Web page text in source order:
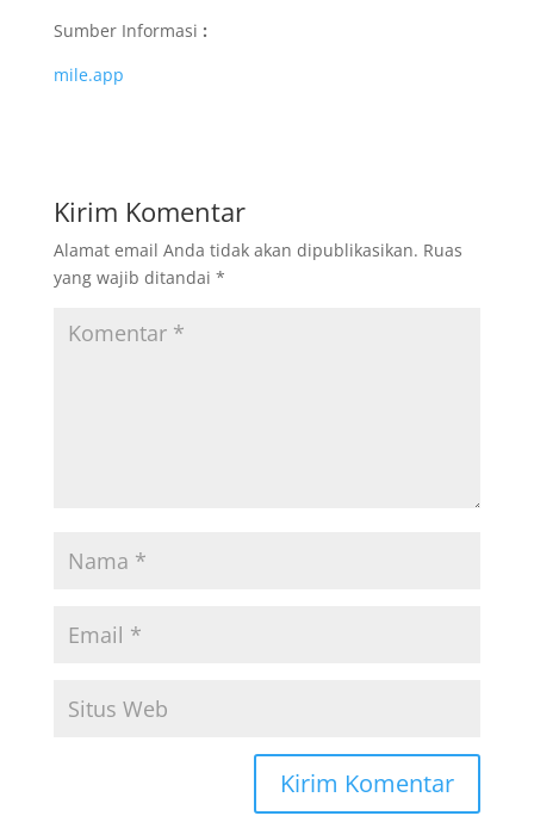
Sumber Informasi :
mile.app
Kirim Komentar
Alamat email Anda tidak akan dipublikasikan. Ruas
yang wajib ditandai *